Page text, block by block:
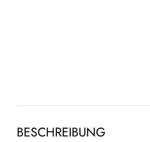
BESCHREIBUNG